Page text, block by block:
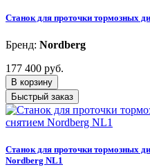
Станок для проточки тормозных
Бренд: Nordberg
177 400 руб.
В корзину
Быстрый заказ
Станок для проточки тормозных
Nordberg NL1